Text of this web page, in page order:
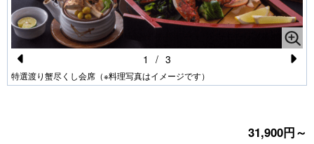
Pr
特選渡り蟹尽くし会席（※料理写真はイメージです）
1 / 3
31,900円～